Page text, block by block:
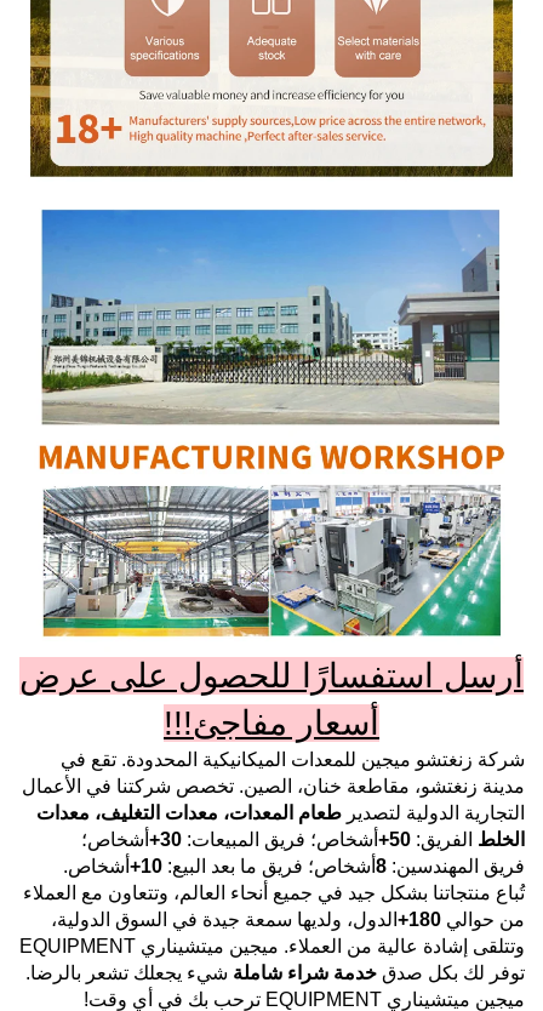
أرسل استفسارًا للحصول على عرض
أسعار مفاجئ!!!
شركة زنغتشو ميجين للمعدات الميكانيكية المحدودة. تقع في
مدينة زنغتشو، مقاطعة خنان، الصين. تخصص شركتنا في الأعمال
التجارية الدولية لتصدير طعام المعدات، معدات التغليف، معدات
الخلط الفريق: 50+ أشخاص؛ فريق المبيعات: 30+
أشخاص؛
فريق المهندسين: 8 أشخاص؛ فريق ما بعد البيع: 10+
أشخاص.
تُباع منتجاتنا بشكل جيد في جميع أنحاء العالم، وتتعاون مع العملاء
من حوالي 180+
الدول، ولديها سمعة جيدة في السوق الدولية،
وتتلقى إشادة عالية من العملاء. ميجين ميتشيناري EQUIPMENT
توفر لك بكل صدق خدمة شراء شاملة شيء يجعلك تشعر بالرضا.
ميجين ميتشيناري EQUIPMENT
ترحب بك في أي وقت!